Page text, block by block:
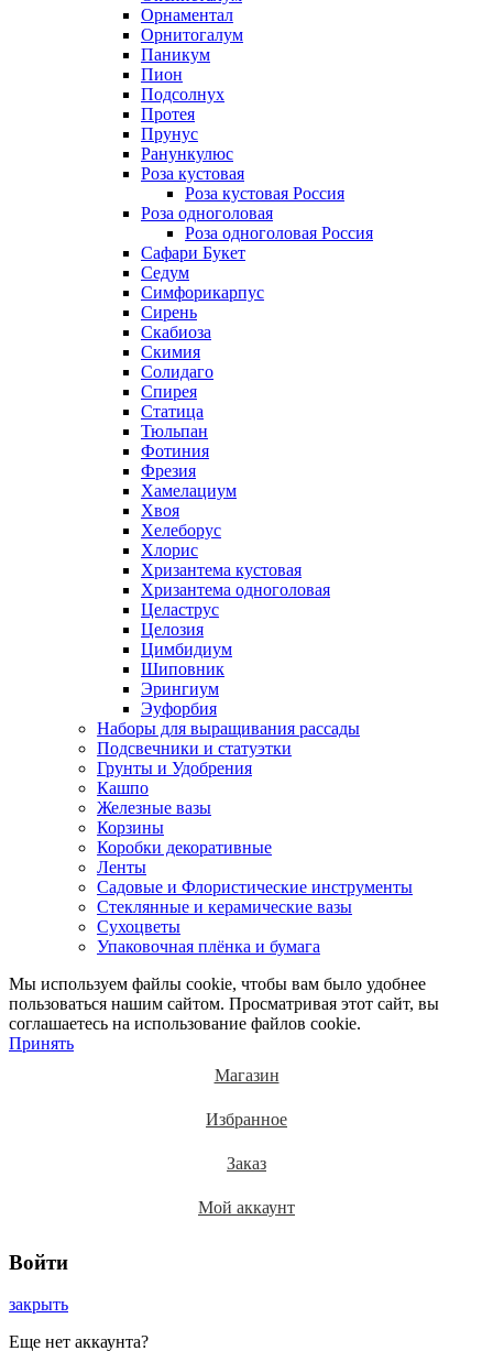
Орнаментал
Орнитогалум
Паникум
Пион
Подсолнух
Протея
Прунус
Ранункулюс
Роза кустовая
Роза кустовая Россия
Роза одноголовая
Роза одноголовая Россия
Сафари Букет
Седум
Симфорикарпус
Сирень
Скабиоза
Скимия
Солидаго
Спирея
Статица
Тюльпан
Фотиния
Фрезия
Хамелациум
Хвоя
Хелеборус
Хлорис
Хризантема кустовая
Хризантема одноголовая
Целаструс
Целозия
Цимбидиум
Шиповник
Эрингиум
Эуфорбия
Наборы для выращивания рассады
Подсвечники и статуэтки
Грунты и Удобрения
Кашпо
Железные вазы
Корзины
Коробки декоративные
Ленты
Садовые и Флористические инструменты
Стеклянные и керамические вазы
Сухоцветы
Упаковочная плёнка и бумага
Мы используем файлы cookie, чтобы вам было удобнее
пользоваться нашим сайтом. Просматривая этот сайт, вы
соглашаетесь на использование файлов cookie.
Принять
Магазин
Избранное
Заказ
Мой аккаунт
Войти
закрыть
Еще нет аккаунта?